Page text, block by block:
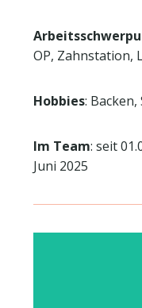
OP, Zahnstation,
Hobbies: Backen,
Im Team: seit
Juni 2025